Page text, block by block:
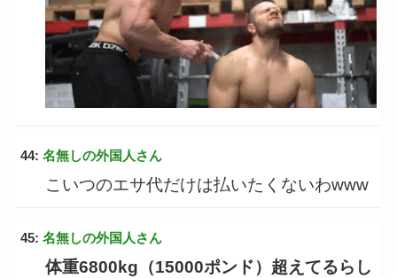
44: 名無しの外国人さん
こいつのエサ代だけは払いたくないわwww
45: 名無しの外国人さん
体重6800kg（15000ポンド）超えてるらし